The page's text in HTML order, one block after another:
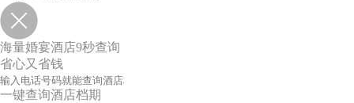
海量婚宴酒店9秒查询
省心又省钱
一键查询酒店档期